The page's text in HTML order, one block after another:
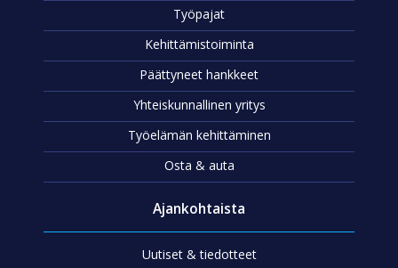
Työpajat
Kehittämistoiminta
Päättyneet hankkeet
Yhteiskunnallinen yritys
Työelämän kehittäminen
Osta & auta
Ajankohtaista
Uutiset & tiedotteet